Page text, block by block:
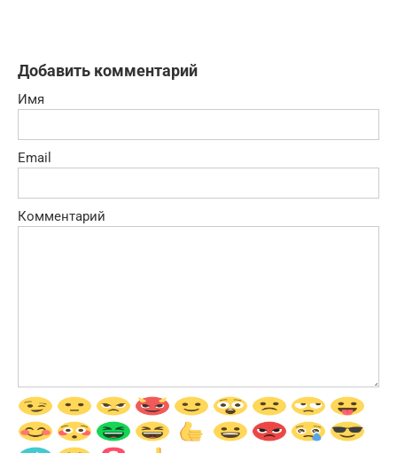
Добавить комментарий
Имя
Email
Комментарий